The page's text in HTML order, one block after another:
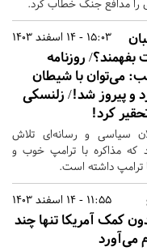
را مدافع جنگ خطاب کرد.
15:03 - 14 اسفند 1403
بفهمند؟/ روزنامه
می‌توان با شیطان
و پیروز شد!/ زلنسکی
کرد!
سیاسی و رسانه‌ای تلاش
که مذاکره با ترامپ خوب و
ترامپ داشته است.
11:55 - 14 اسفند 1403
کمک آمریکا تنها چند
می‌آورد